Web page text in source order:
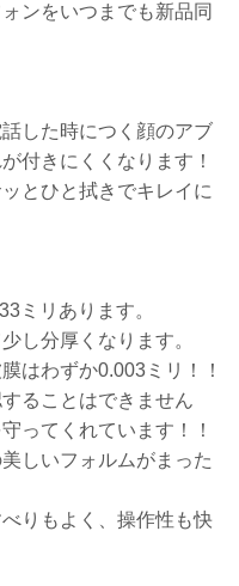
ンをいつまでも新品同
した時につく顔のアブ
付きにくくなります！
とひと拭きでキレイに
ミリあります。
し分厚くなります。
はわずか0.003ミリ！！
ることはできません
ってくれています！！
しいフォルムがまった
りもよく、操作性も快